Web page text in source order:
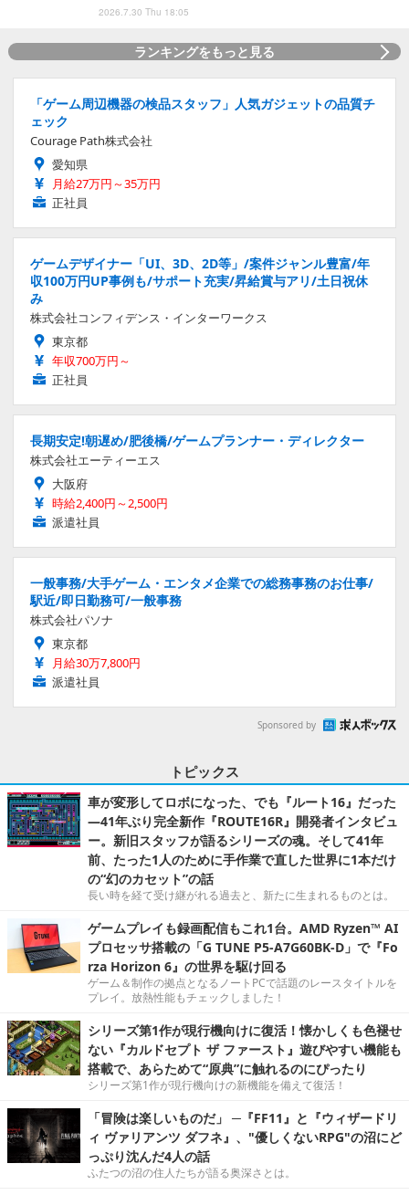
2026.7.30 Thu 18:05
ランキングをもっと見る
「ゲーム周辺機器の検品スタッフ」人気ガジェットの品質チ
ェック
Courage Path株式会社
愛知県
月給27万円～35万円
正社員
ゲームデザイナー「UI、3D、2D等」/案件ジャンル豊富/年
収100万円UP事例も/サポート充実/昇給賞与アリ/土日祝休
み
株式会社コンフィデンス・インターワークス
東京都
年収700万円～
正社員
長期安定!朝遅め/肥後橋/ゲームプランナー・ディレクター
株式会社エーティーエス
大阪府
時給2,400円～2,500円
派遣社員
一般事務/大手ゲーム・エンタメ企業での総務事務のお仕事/
駅近/即日勤務可/一般事務
株式会社パソナ
東京都
月給30万7,800円
派遣社員
Sponsored by
トピックス
車が変形してロボになった、でも『ルート16』だった
―41年ぶり完全新作『ROUTE16R』開発者インタビュ
ー。新旧スタッフが語るシリーズの魂。そして41年
前、たった1人のために手作業で直した世界に1本だけ
の“幻のカセット”の話
長い時を経て受け継がれる過去と、新たに生まれるものとは。
ゲームプレイも録画配信もこれ1台。AMD Ryzen™ AI
プロセッサ搭載の「G TUNE P5-A7G60BK-D」で『Fo
rza Horizon 6』の世界を駆け回る
ゲーム＆制作の拠点となるノートPCで話題のレースタイトルを
プレイ。放熱性能もチェックしました！
シリーズ第1作が現行機向けに復活！懐かしくも色褪せ
ない『カルドセプト ザ ファースト』遊びやすい機能も
搭載で、あらためて“原典”に触れるのにぴったり
シリーズ第1作が現行機向けの新機能を備えて復活！
「冒険は楽しいものだ」 ─『FF11』と『ウィザードリ
ィ ヴァリアンツ ダフネ』、"優しくないRPG"の沼にど
っぷり沈んだ4人の話
ふたつの沼の住人たちが語る奥深さとは。